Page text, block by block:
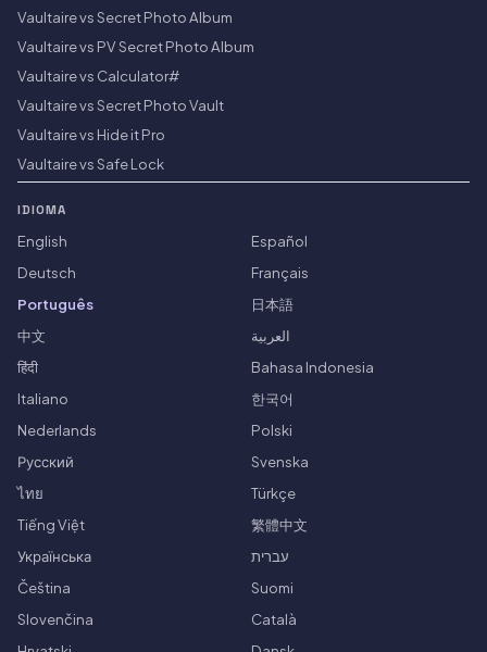
Vaultaire vs Secret Photo Album
Vaultaire vs PV Secret Photo Album
Vaultaire vs Calculator#
Vaultaire vs Secret Photo Vault
Vaultaire vs Hide it Pro
Vaultaire vs Safe Lock
IDIOMA
English
Español
Deutsch
Français
Português
日本語
中文
العربية
हिंदी
Bahasa Indonesia
Italiano
한국어
Nederlands
Polski
Русский
Svenska
ไทย
Türkçe
Tiếng Việt
繁體中文
Українська
עברית
Čeština
Suomi
Slovenčina
Català